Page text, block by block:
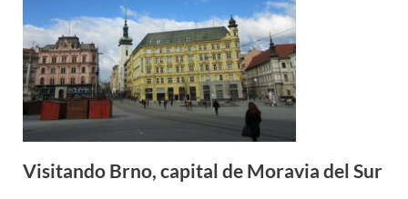
Visitando Brno, capital de Moravia del Sur